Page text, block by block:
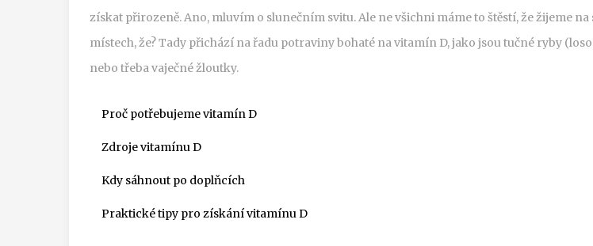
získat přirozeně. Ano, mluvím o slunečním svitu. Ale ne všichni máme to štěstí, že žijeme
místech, že? Tady přichází na řadu potraviny bohaté na vitamín D, jako jsou tučné ryby
nebo třeba vaječné žloutky.
Proč potřebujeme vitamín D
Zdroje vitamínu D
Kdy sáhnout po doplňcích
Praktické tipy pro získání vitamínu D